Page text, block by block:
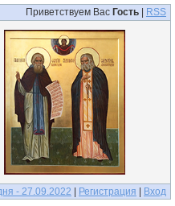
Приветствуем Вас Гость RSS
- 27.09.2022 Регистрация Вход